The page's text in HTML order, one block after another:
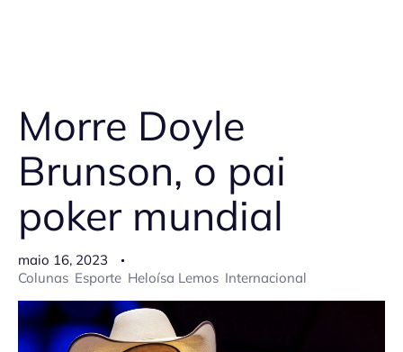
Morre Doyle
Brunson, o pai
poker mundial
maio 16, 2023
Colunas Esporte Heloísa Lemos Internacional